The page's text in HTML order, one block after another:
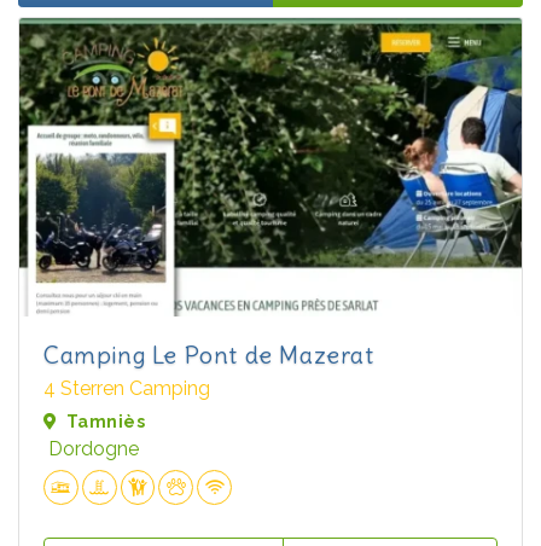
Camping Le Pont de Mazerat
4 Sterren Camping
Tamniès
Dordogne